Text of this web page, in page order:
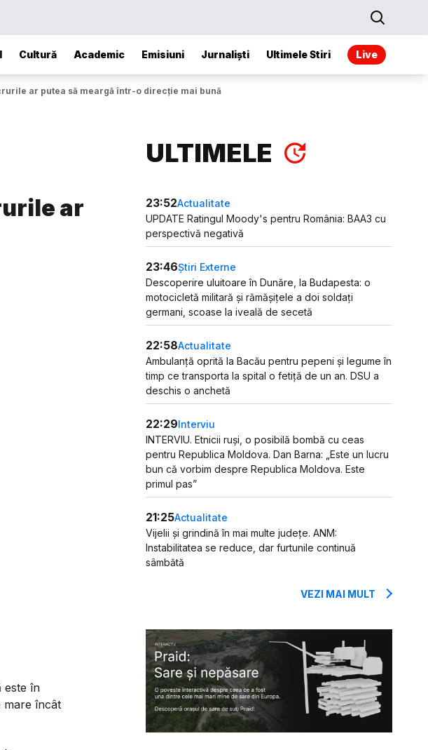
Cultură Academic Emisiuni Jurnaliști Ultimele Stiri Live
ar putea să meargă într-o direcție mai bună
ar
este în
mare încât
ULTIMELE
23:52Actualitate
UPDATE Ratingul Moody's pentru România: BAA3 cu
perspectivă negativă
23:46Știri Externe
Descoperire uluitoare în Dunăre, la Budapesta: o
motocicletă militară și rămășițele a doi soldați
germani, scoase la iveală de secetă
22:58Actualitate
Ambulanță oprită la Bacău pentru pepeni și legume în
timp ce transporta la spital o fetiță de un an. DSU a
deschis o anchetă
22:29Interviu
INTERVIU. Etnicii ruși, o posibilă bombă cu ceas
pentru Republica Moldova. Dan Barna: „Este un lucru
bun că vorbim despre Republica Moldova. Este
primul pas”
21:25Actualitate
Vijelii și grindină în mai multe județe. ANM:
Instabilitatea se reduce, dar furtunile continuă
sâmbătă
VEZI MAI MULT